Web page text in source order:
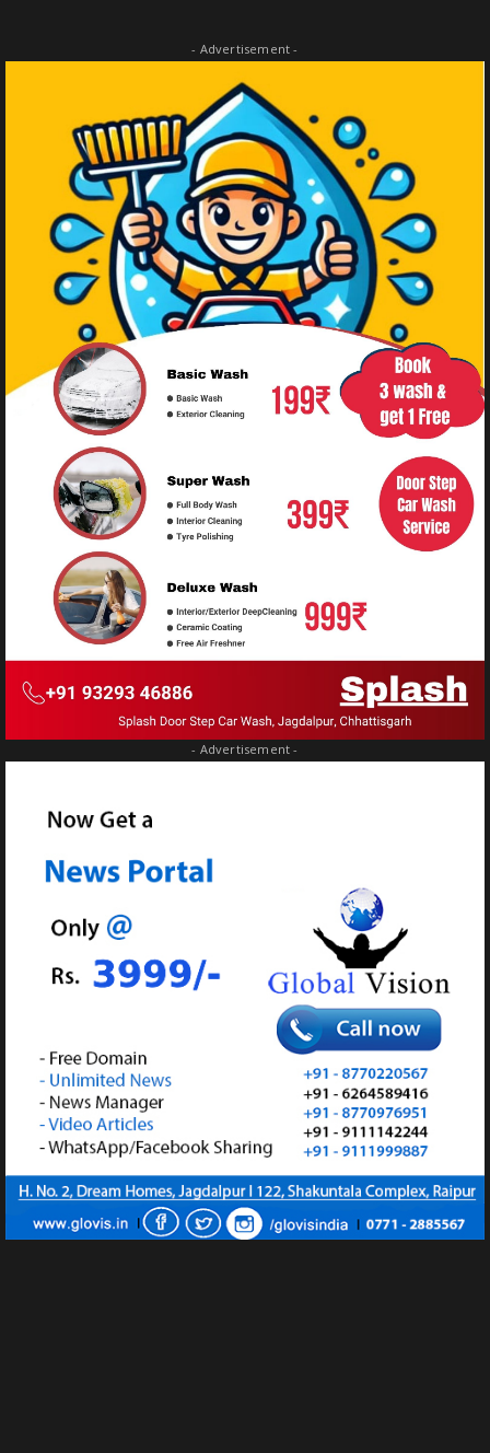
- Advertisement -
- Advertisement -